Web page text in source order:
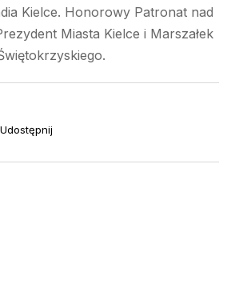
Kielce. Honorowy Patronat nad
Miasta Kielce i Marszałek
Udostępnij